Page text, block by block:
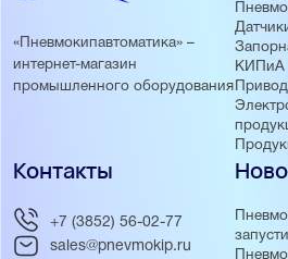
«Пневмокипавтоматика» –
интернет-магазин
промышленного оборудования
КИПиА
Контакты
+7 (3852) 56-02-77
sales@pnevmokip.ru